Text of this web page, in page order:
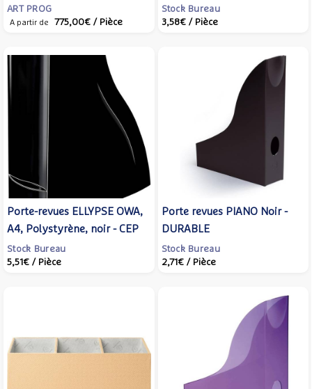
ART PROG
A partir de 775,00€ / Pièce
H25,7 x P24,8 cm Cristal -
EXACOMPTA
Stock Bureau
3,58€ / Pièce
Porte-revues ELLYPSE OWA,
A4, Polystyrène, noir - CEP
Stock Bureau
5,51€ / Pièce
Porte revues PIANO Noir -
DURABLE
Stock Bureau
2,71€ / Pièce